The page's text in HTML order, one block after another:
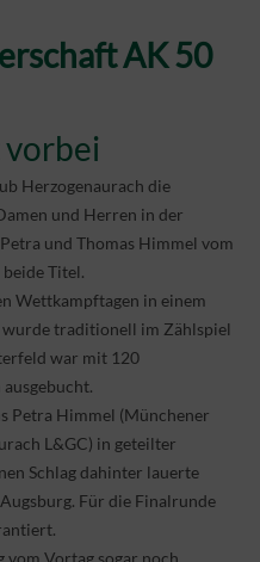
AK 50
vorbei
Herzogenaurach die
und Herren in der
und Thomas Himmel vom
Titel.
Wettkampftagen in einem
traditionell im Zählspiel
war mit 120
Petra Himmel (Münchener
L&GC) in geteilter
Schlag dahinter lauerte
Für die Finalrunde
Vortag sogar noch